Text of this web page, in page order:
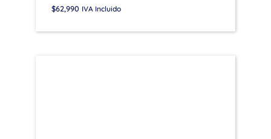
$62,990 IVA Incluido